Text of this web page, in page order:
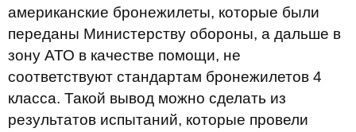
американские бронежилеты, которые были
переданы Министерству обороны, а дальше в
зону АТО в качестве помощи, не
соответствуют стандартам бронежилетов 4
класса. Такой вывод можно сделать из
результатов испытаний, которые провели